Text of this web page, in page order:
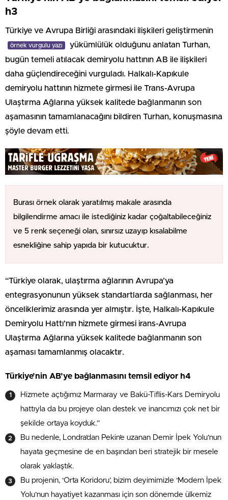
h3
Türkiye ve Avrupa Birliği arasındaki ilişkileri geliştirmenin
örnek vurgulu yazı
yükümlülük olduğunu anlatan Turhan,
bugün temeli atılacak demiryolu hattının AB ile ilişkileri
daha güçlendireceğini vurguladı. Halkalı-Kapıkule
demiryolu hattının hizmete girmesi ile Trans-Avrupa
Ulaştırma Ağlarına yüksek kalitede bağlanmanın son
aşamasının tamamlanacağını bildiren Turhan, konuşmasına
şöyle devam etti.
Burası örnek olarak yaratılmış makale arasında
bilgilendirme amacı ile istediğiniz kadar çoğaltabileceğiniz
ve 5 renk seçeneği olan, sınırsız uzayıp kısalabilme
esnekliğine sahip yapıda bir kutucuktur.
“Türkiye olarak, ulaştırma ağlarının Avrupa’ya
entegrasyonunun yüksek standartlarda sağlanması, her
önceliklerimiz arasında yer almıştır. İşte, Halkalı-Kapıkule
Demiryolu Hattı’nın hizmete girmesi irans-Avrupa
Ulaştırma Ağlarına yüksek kalitede bağlanmanın son
aşaması tamamlanmış olacaktır.
Türkiye’nin AB’ye bağlanmasını temsil ediyor h4
Hizmete açtığımız Marmaray ve Bakü-Tiflis-Kars Demiryolu
hattıyla da bu projeye olan destek ve inancımızı çok net bir
şekilde ortaya koyduk.”
Bu nedenle, Londra’dan Pekin’e uzanan Demir İpek Yolu’nun
hayata geçmesine de en başından beri stratejik bir mesele
olarak yaklaştık.
Bu projenin, ‘Orta Koridoru’, bizim deyimimizle ‘Modern İpek
Yolu’nun hayatiyet kazanması için son dönemde ülkemiz